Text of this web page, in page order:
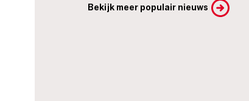
Bekijk meer populair nieuws